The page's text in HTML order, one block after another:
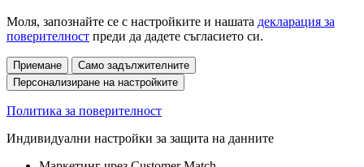
Моля, запознайте се с настройките и нашата декларация за
поверителност преди да дадете съгласието си.
Приемане
Само задължителните
Персонализиране на настройките
Политика за поверителност
Индивидуални настройки за защита на данните